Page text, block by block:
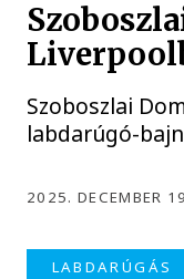
Szoboszlai
labdarúgó-
2025. DECEMBER
LABDARÚGÁS